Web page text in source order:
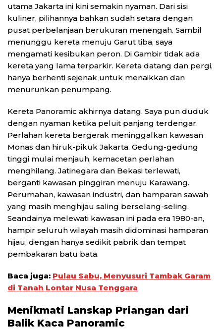
utama Jakarta ini kini semakin nyaman. Dari sisi
kuliner, pilihannya bahkan sudah setara dengan
pusat perbelanjaan berukuran menengah. Sambil
menunggu kereta menuju Garut tiba, saya
mengamati kesibukan peron. Di Gambir tidak ada
kereta yang lama terparkir. Kereta datang dan pergi,
hanya berhenti sejenak untuk menaikkan dan
menurunkan penumpang.
Kereta Panoramic akhirnya datang. Saya pun duduk
dengan nyaman ketika peluit panjang terdengar.
Perlahan kereta bergerak meninggalkan kawasan
Monas dan hiruk-pikuk Jakarta. Gedung-gedung
tinggi mulai menjauh, kemacetan perlahan
menghilang. Jatinegara dan Bekasi terlewati,
berganti kawasan pinggiran menuju Karawang.
Perumahan, kawasan industri, dan hamparan sawah
yang masih menghijau saling berselang-seling.
Seandainya melewati kawasan ini pada era 1980-an,
hampir seluruh wilayah masih didominasi hamparan
hijau, dengan hanya sedikit pabrik dan tempat
pembakaran batu bata.
Baca juga: Pulau Sabu, Menyusuri Tambak Garam
di Tanah Lontar Nusa Tenggara
Menikmati Lanskap Priangan dari
Balik Kaca Panoramic